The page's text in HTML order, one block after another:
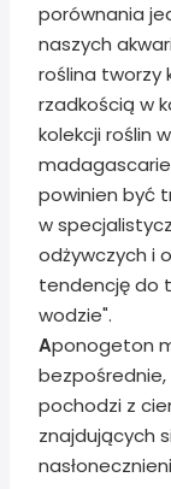
porównania
naszych
roślina tworzy
rzadkością w
kolekcji roślin
powinien być
w
odżywczych i
tendencję do
wodzie".
Aponogeton
pochodzi z
znajdujących